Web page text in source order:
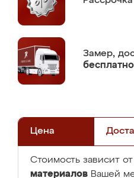
Замер,
бесплатно
Цена
Стоимость зависит от
материалов Вашей